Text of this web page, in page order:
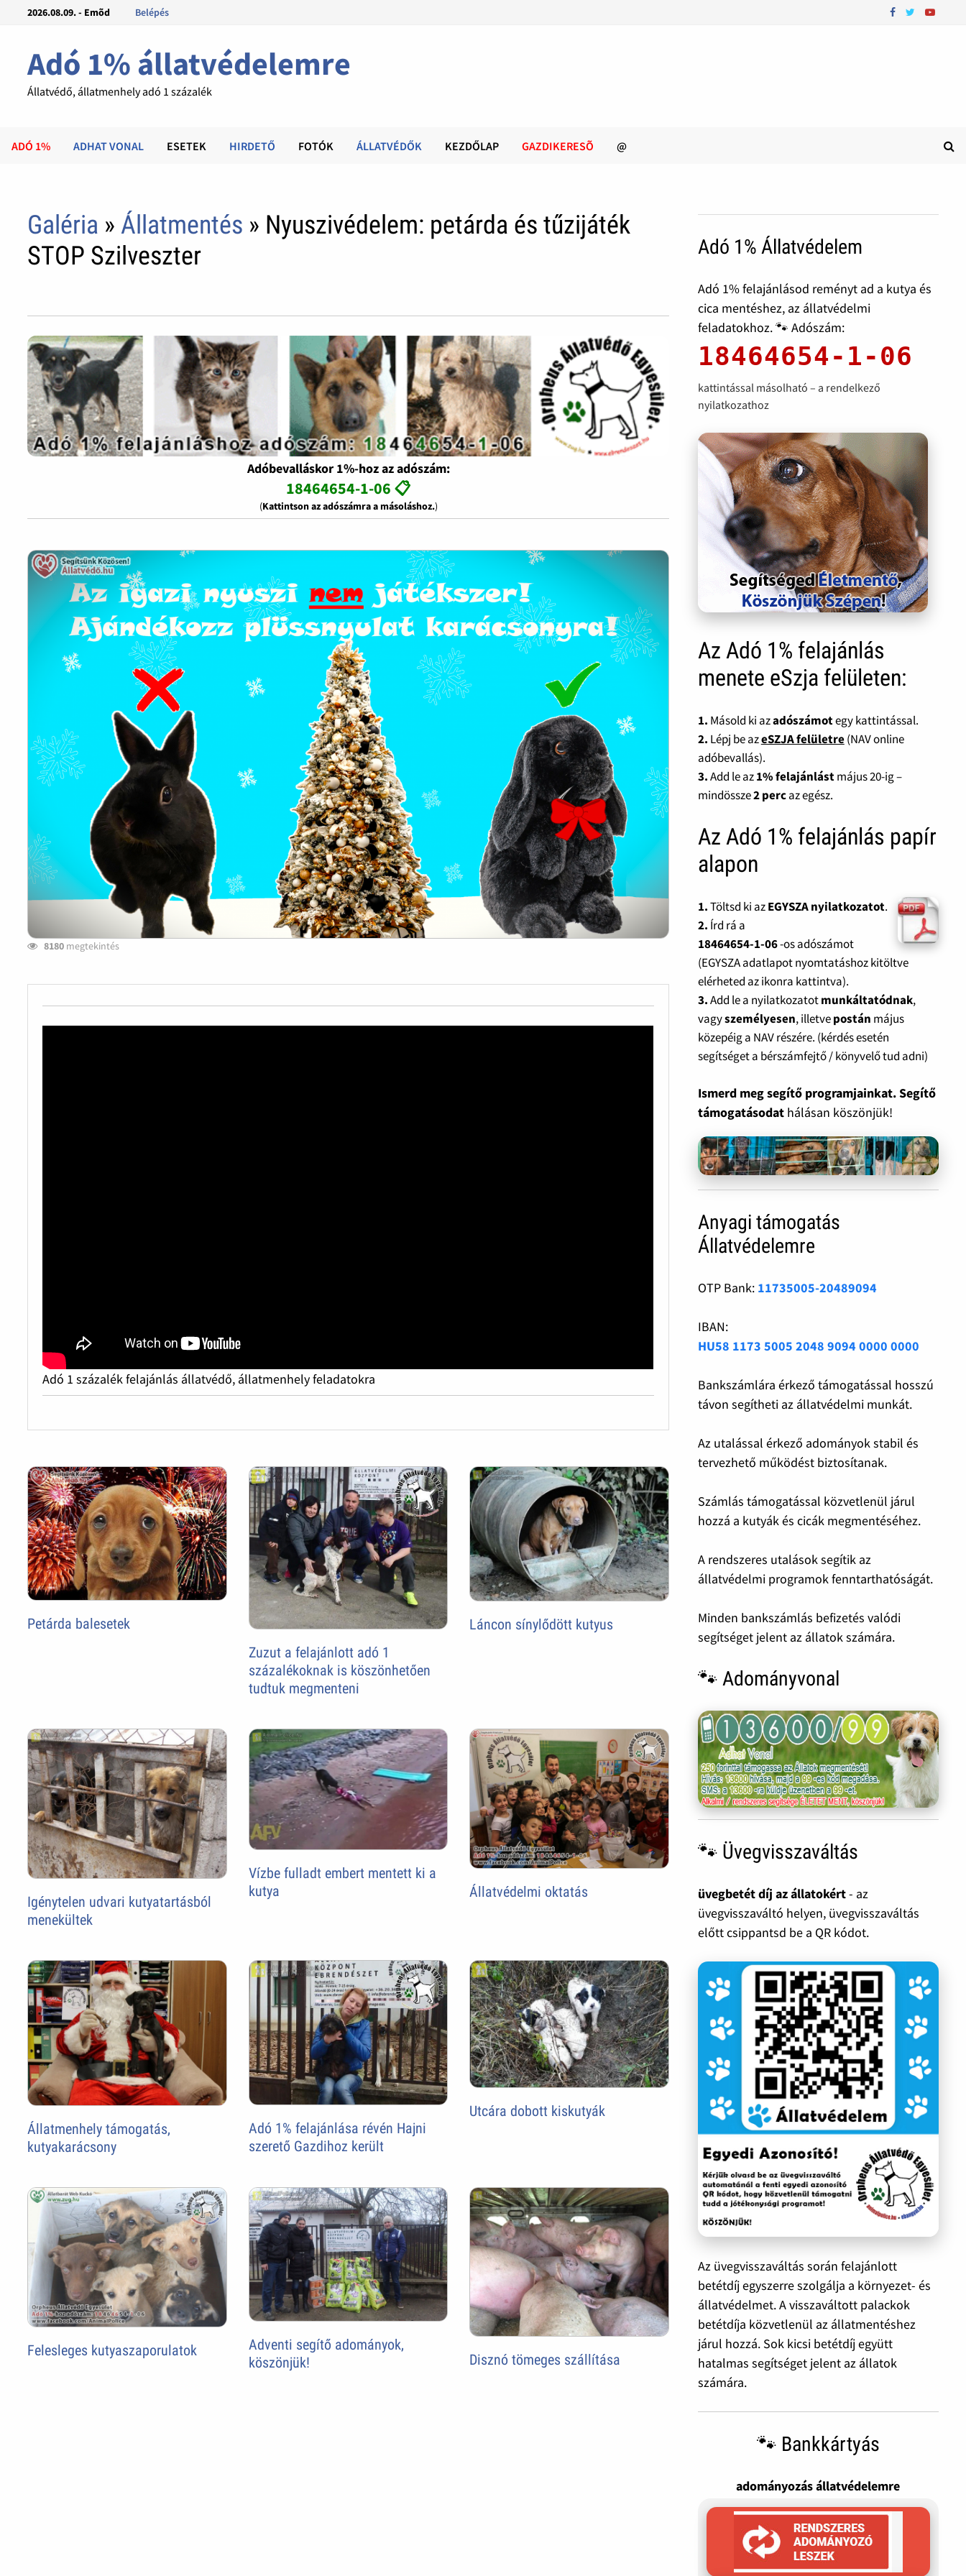
2026.08.09. - Emõd Belépés
Adó 1% állatvédelemre
Állatvédő, állatmenhely adó 1 százalék
ADÓ 1% ADHAT VONAL ESETEK HIRDETŐ FOTÓK ÁLLATVÉDŐK KEZDŐLAP GAZDIKERESÕ @
Galéria » Állatmentés » Nyuszivédelem: petárda és tűzijáték
STOP Szilveszter
Adóbevalláskor 1%-hoz az adószám:
18464654-1-06 📋
(Kattintson az adószámra a másoláshoz.)
8180 megtekintés
Adó 1 százalék felajánlás állatvédő, állatmenhely feladatokra
Petárda balesetek
Zuzut a felajánlott adó 1
százalékoknak is köszönhetően
tudtuk megmenteni
Láncon sínylődött kutyus
Igénytelen udvari kutyatartásból
menekültek
Vízbe fulladt embert mentett ki a
kutya
Állatvédelmi oktatás
Állatmenhely támogatás,
kutyakarácsony
Adó 1% felajánlása révén Hajni
szerető Gazdihoz került
Utcára dobott kiskutyák
Felesleges kutyaszaporulatok
Adventi segítő adományok,
köszönjük!
Disznó tömeges szállítása
Adó 1% Állatvédelem
Adó 1% felajánlásod reményt ad a kutya és
cica mentéshez, az állatvédelmi
feladatokhoz. 🐾 Adószám:
18464654-1-06
kattintással másolható – a rendelkező
nyilatkozathoz
Az Adó 1% felajánlás
menete eSzja felületen:
1. Másold ki azadószámotegy kattintással.
2. Lépj be azeSZJA felületre(NAV online
adóbevallás).
3.Add le az1% felajánlástmájus 20-ig –
mindössze2 percaz egész.
Az Adó 1% felajánlás papír
alapon
1.Töltsd ki azEGYSZA nyilatkozatot.
2. Írd rá a
18464654-1-06-os adószámot
(EGYSZA adatlapot nyomtatáshoz kitöltve
elérheted az ikonra kattintva).
3.Add le a nyilatkozatotmunkáltatódnak,
vagyszemélyesen, illetvepostán május
közepéig a NAV részére. (kérdés esetén
segítséget a bérszámfejtő / könyvelő tud adni)
Ismerd meg segítő programjainkat. Segítő
támogatásodat hálásan köszönjük!
Anyagi támogatás
Állatvédelemre
OTP Bank: 11735005-20489094
IBAN:
HU58 1173 5005 2048 9094 0000 0000
Bankszámlára érkező támogatással hosszú
távon segítheti az állatvédelmi munkát.
Az utalással érkező adományok stabil és
tervezhető működést biztosítanak.
Számlás támogatással közvetlenül járul
hozzá a kutyák és cicák megmentéséhez.
A rendszeres utalások segítik az
állatvédelmi programok fenntarthatóságát.
Minden bankszámlás befizetés valódi
segítséget jelent az állatok számára.
🐾 Adományvonal
🐾 Üvegvisszaváltás
üvegbetét díj az állatokért- az
üvegvisszaváltó helyen, üvegvisszaváltás
előtt csippantsd be a QR kódot.
Az üvegvisszaváltás során felajánlott
betétdíj egyszerre szolgálja a környezet- és
állatvédelmet. A visszaváltott palackok
betétdíja közvetlenül az állatmentéshez
járul hozzá. Sok kicsi betétdíj együtt
hatalmas segítséget jelent az állatok
számára.
🐾 Bankkártyás
adományozás állatvédelemre